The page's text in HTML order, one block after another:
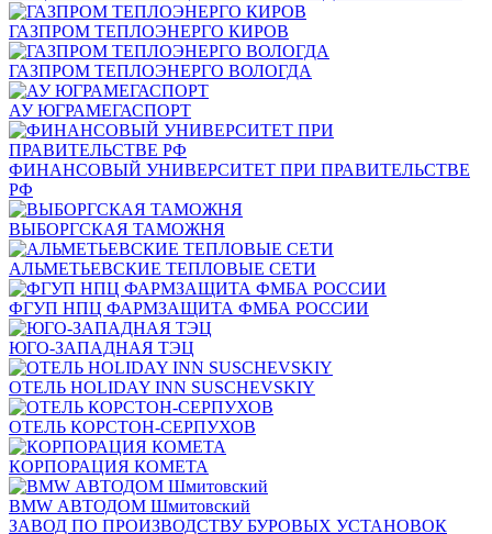
ГАЗПРОМ ТЕПЛОЭНЕРГО КИРОВ
ГАЗПРОМ ТЕПЛОЭНЕРГО ВОЛОГДА
АУ ЮГРАМЕГАСПОРТ
ФИНАНСОВЫЙ УНИВЕРСИТЕТ ПРИ ПРАВИТЕЛЬСТВЕ
РФ
ВЫБОРГСКАЯ ТАМОЖНЯ
АЛЬМЕТЬЕВСКИЕ ТЕПЛОВЫЕ СЕТИ
ФГУП НПЦ ФАРМЗАЩИТА ФМБА РОССИИ
ЮГО-ЗАПАДНАЯ ТЭЦ
ОТЕЛЬ HOLIDAY INN SUSCHEVSKIY
ОТЕЛЬ КОРСТОН-СЕРПУХОВ
КОРПОРАЦИЯ КОМЕТА
BMW АВТОДОМ Шмитовский
ЗАВОД ПО ПРОИЗВОДСТВУ БУРОВЫХ УСТАНОВОК